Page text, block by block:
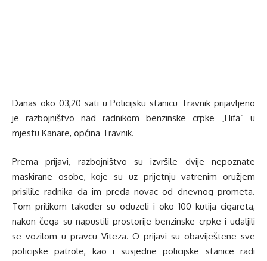
Danas oko 03,20 sati u Policijsku stanicu Travnik prijavljeno
je razbojništvo nad radnikom benzinske crpke „Hifa“ u
mjestu Kanare, općina Travnik.
Prema prijavi, razbojništvo su izvršile dvije nepoznate
maskirane osobe, koje su uz prijetnju vatrenim oružjem
prisilile radnika da im preda novac od dnevnog prometa.
Tom prilikom također su oduzeli i oko 100 kutija cigareta,
nakon čega su napustili prostorije benzinske crpke i udaljili
se vozilom u pravcu Viteza. O prijavi su obaviještene sve
policijske patrole, kao i susjedne policijske stanice radi